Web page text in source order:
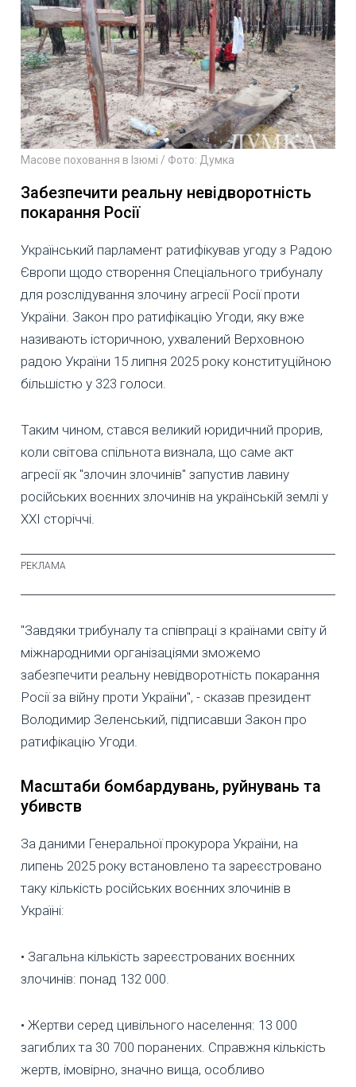
Масове поховання в Ізюмі / Фото: Думка
Забезпечити реальну невідворотність
покарання Росії
Український парламент ратифікував угоду з Радою
Європи щодо створення Спеціального трибуналу
для розслідування злочину агресії Росії проти
України. Закон про ратифікацію Угоди, яку вже
називають історичною, ухвалений Верховною
радою України 15 липня 2025 року конституційною
більшістю у 323 голоси.
Таким чином, стався великий юридичний прорив,
коли світова спільнота визнала, що саме акт
агресії як "злочин злочинів" запустив лавину
російських воєнних злочинів на українській землі у
ХХI сторіччі.
"Завдяки трибуналу та співпраці з країнами світу й
міжнародними організаціями зможемо
забезпечити реальну невідворотність покарання
Росії за війну проти України", - сказав президент
Володимир Зеленський, підписавши Закон про
ратифікацію Угоди.
Масштаби бомбардувань, руйнувань та
убивств
За даними Генеральної прокурора України, на
липень 2025 року встановлено та зареєстровано
таку кількість російських воєнних злочинів в
Україні:
• Загальна кількість зареєстрованих воєнних
злочинів: понад 132 000.
• Жертви серед цивільного населення: 13 000
загиблих та 30 700 поранених. Справжня кількість
жертв, імовірно, значно вища, особливо